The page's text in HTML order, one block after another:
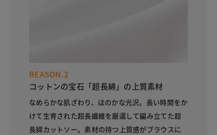
REASON.2
コットンの宝石「超長綿」の上質素材
なめらかな肌ざわり、ほのかな光沢。長い時間をか
けて生育された超長繊維を厳選して編み立てた超
長綿カットソー。素材の持つ上質感がブラウスに